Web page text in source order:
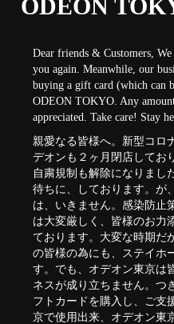
ODEON
Dear friends & Customers,
you again. Meanwhile, our
buying a gift card (which can
ODEON TOKYO. Any
appreciated. Take care! Stay
親愛なる皆様へ。新型コロ
デオンも２ヶ月閉店してお
自粛規制も解除になりまし
待ちに、しております。が
は、いきません。感染防止
は大変厳しく、皆様のお力
ております。大変な時期だ
の皆様の為にも、ステイホ
す。でも、オデオン東京は
ネスが成り立ちません。つ
フトカードを購入し、ご支
京で使用出来、オデオン東